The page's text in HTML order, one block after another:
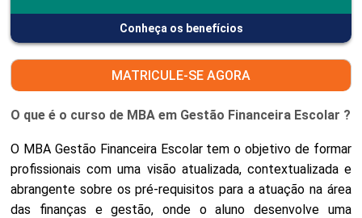
Conheça os benefícios
MATRICULE-SE AGORA
O que é o curso de MBA em Gestão Financeira Escolar ?
O MBA Gestão Financeira Escolar tem o objetivo de formar
profissionais com uma visão atualizada, contextualizada e
abrangente sobre os pré-requisitos para a atuação na área
das finanças e gestão, onde o aluno desenvolve uma